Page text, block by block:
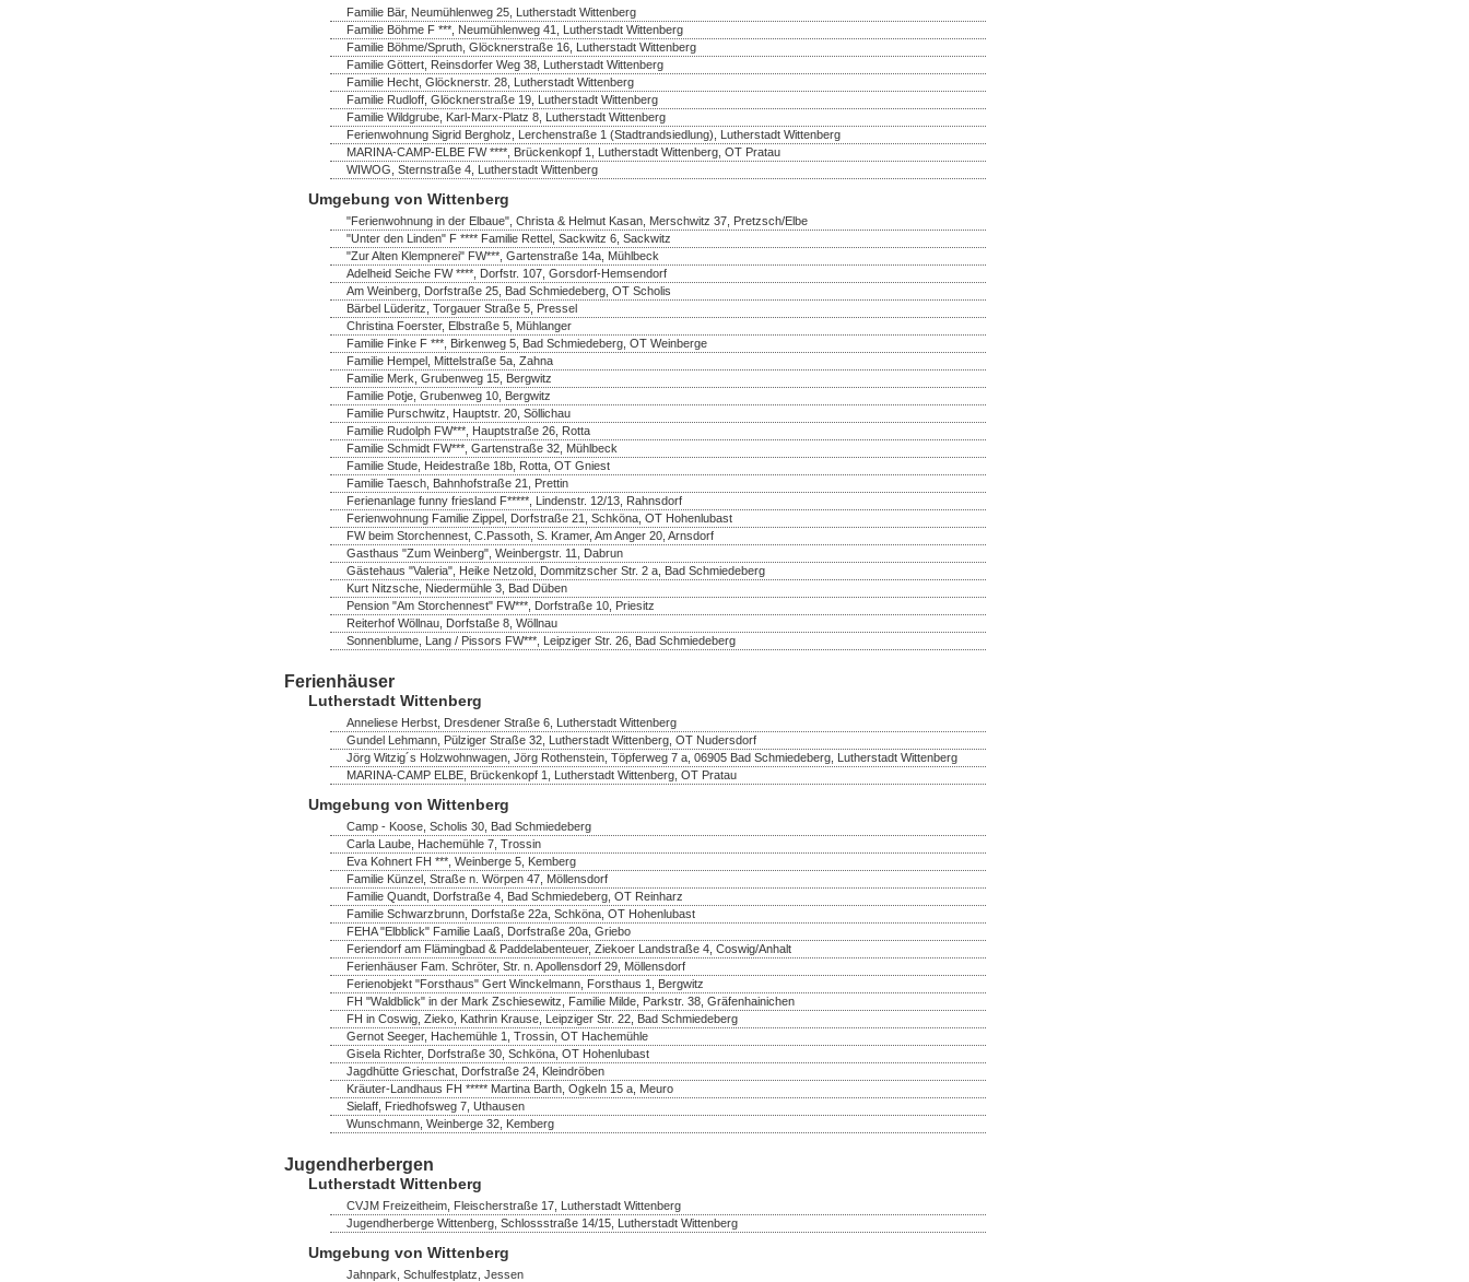
Familie Bär, Neumühlenweg 25, Lutherstadt Wittenberg
Familie Böhme F ***, Neumühlenweg 41, Lutherstadt Wittenberg
Familie Böhme/Spruth, Glöcknerstraße 16, Lutherstadt Wittenberg
Familie Göttert, Reinsdorfer Weg 38, Lutherstadt Wittenberg
Familie Hecht, Glöcknerstr. 28, Lutherstadt Wittenberg
Familie Rudloff, Glöcknerstraße 19, Lutherstadt Wittenberg
Familie Wildgrube, Karl-Marx-Platz 8, Lutherstadt Wittenberg
Ferienwohnung Sigrid Bergholz, Lerchenstraße 1 (Stadtrandsiedlung), Lutherstadt Wittenberg
MARINA-CAMP-ELBE FW ****, Brückenkopf 1, Lutherstadt Wittenberg, OT Pratau
WIWOG, Sternstraße 4, Lutherstadt Wittenberg
Umgebung von Wittenberg
"Ferienwohnung in der Elbaue", Christa & Helmut Kasan, Merschwitz 37, Pretzsch/Elbe
"Unter den Linden" F **** Familie Rettel, Sackwitz 6, Sackwitz
"Zur Alten Klempnerei" FW***, Gartenstraße 14a, Mühlbeck
Adelheid Seiche FW ****, Dorfstr. 107, Gorsdorf-Hemsendorf
Am Weinberg, Dorfstraße 25, Bad Schmiedeberg, OT Scholis
Bärbel Lüderitz, Torgauer Straße 5, Pressel
Christina Foerster, Elbstraße 5, Mühlanger
Familie Finke F ***, Birkenweg 5, Bad Schmiedeberg, OT Weinberge
Familie Hempel, Mittelstraße 5a, Zahna
Familie Merk, Grubenweg 15, Bergwitz
Familie Potje, Grubenweg 10, Bergwitz
Familie Purschwitz, Hauptstr. 20, Söllichau
Familie Rudolph FW***, Hauptstraße 26, Rotta
Familie Schmidt FW***, Gartenstraße 32, Mühlbeck
Familie Stude, Heidestraße 18b, Rotta, OT Gniest
Familie Taesch, Bahnhofstraße 21, Prettin
Ferienanlage funny friesland F*****, Lindenstr. 12/13, Rahnsdorf
Ferienwohnung Familie Zippel, Dorfstraße 21, Schköna, OT Hohenlubast
FW beim Storchennest, C.Passoth, S. Kramer, Am Anger 20, Arnsdorf
Gasthaus "Zum Weinberg", Weinbergstr. 11, Dabrun
Gästehaus "Valeria", Heike Netzold, Dommitzscher Str. 2 a, Bad Schmiedeberg
Kurt Nitzsche, Niedermühle 3, Bad Düben
Pension "Am Storchennest" FW***, Dorfstraße 10, Priesitz
Reiterhof Wöllnau, Dorfstaße 8, Wöllnau
Sonnenblume, Lang / Pissors FW***, Leipziger Str. 26, Bad Schmiedeberg
Ferienhäuser
Lutherstadt Wittenberg
Anneliese Herbst, Dresdener Straße 6, Lutherstadt Wittenberg
Gundel Lehmann, Pülziger Straße 32, Lutherstadt Wittenberg, OT Nudersdorf
Jörg Witzig´s Holzwohnwagen, Jörg Rothenstein, Töpferweg 7 a, 06905 Bad Schmiedeberg, Lutherstadt Wittenberg
MARINA-CAMP ELBE, Brückenkopf 1, Lutherstadt Wittenberg, OT Pratau
Umgebung von Wittenberg
Camp - Koose, Scholis 30, Bad Schmiedeberg
Carla Laube, Hachemühle 7, Trossin
Eva Kohnert FH ***, Weinberge 5, Kemberg
Familie Künzel, Straße n. Wörpen 47, Möllensdorf
Familie Quandt, Dorfstraße 4, Bad Schmiedeberg, OT Reinharz
Familie Schwarzbrunn, Dorfstaße 22a, Schköna, OT Hohenlubast
FEHA "Elbblick" Familie Laaß, Dorfstraße 20a, Griebo
Feriendorf am Flämingbad & Paddelabenteuer, Ziekoer Landstraße 4, Coswig/Anhalt
Ferienhäuser Fam. Schröter, Str. n. Apollensdorf 29, Möllensdorf
Ferienobjekt "Forsthaus" Gert Winckelmann, Forsthaus 1, Bergwitz
FH "Waldblick" in der Mark Zschiesewitz, Familie Milde, Parkstr. 38, Gräfenhainichen
FH in Coswig, Zieko, Kathrin Krause, Leipziger Str. 22, Bad Schmiedeberg
Gernot Seeger, Hachemühle 1, Trossin, OT Hachemühle
Gisela Richter, Dorfstraße 30, Schköna, OT Hohenlubast
Jagdhütte Grieschat, Dorfstraße 24, Kleindröben
Kräuter-Landhaus FH ***** Martina Barth, Ogkeln 15 a, Meuro
Sielaff, Friedhofsweg 7, Uthausen
Wunschmann, Weinberge 32, Kemberg
Jugendherbergen
Lutherstadt Wittenberg
CVJM Freizeitheim, Fleischerstraße 17, Lutherstadt Wittenberg
Jugendherberge Wittenberg, Schlossstraße 14/15, Lutherstadt Wittenberg
Umgebung von Wittenberg
Jahnpark, Schulfestplatz, Jessen